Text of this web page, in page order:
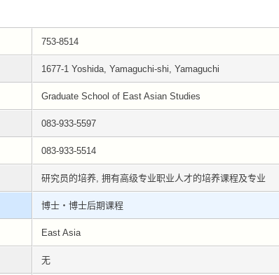
753-8514
1677-1 Yoshida, Yamaguchi-shi, Yamaguchi
Graduate School of East Asian Studies
083-933-5597
083-933-5514
研究员的培养, 拥有高级专业职业人才的培养课程及专业
博士・博士后期课程
East Asia
无